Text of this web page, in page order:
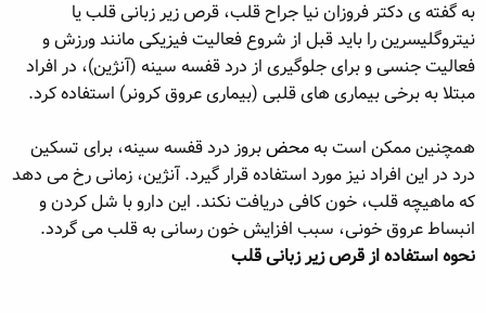
ه
م
و
ض
و
ع
به گفته ی دکتر فروزان نیا جراح قلب، قرص زیر زبانی قلب یا
نیتروگلیسرین را باید قبل از شروع فعالیت فیزیکی مانند ورزش و
فعالیت جنسی و برای جلوگیری از درد قفسه سینه (آنژین)، در افراد
مبتلا به برخی بیماری های قلبی (بیماری عروق کرونر) استفاده کرد.
همچنین ممکن است به محضبروز درد قفسه سینه، برای تسکین
درد در این افراد نیز مورد استفاده قرار گیرد. آنژین، زمانی رخ می دهد
که ماهیچه قلب، خون کافی دریافت نکند. این دارو با شل کردن و
انبساط عروق خونی، سبب افزایش خون رسانی به قلب می گردد.
نحوه استفاده از قرص زیر زبانی قلب